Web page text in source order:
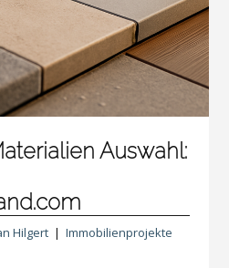
Auswahl:
Hilgert| Immobilienprojekte